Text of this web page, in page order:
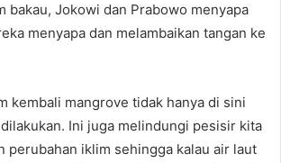
bakau, Jokowi dan Prabowo menyapa
menyapa dan melambaikan tangan ke
kembali mangrove tidak hanya di sini
Ini juga melindungi pesisir kita
perubahan iklim sehingga kalau air laut